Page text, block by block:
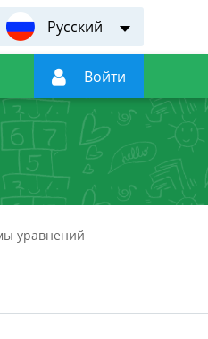
Русский
 Войти
уравнений